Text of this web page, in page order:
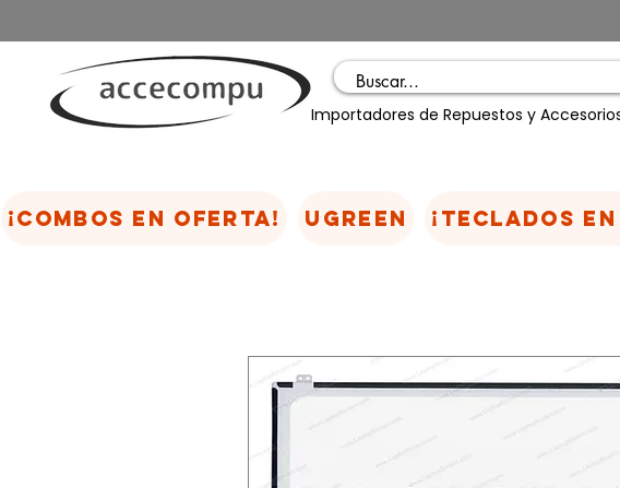
Importadores de Repuestos y
¡COMBOS EN OFERTA! UGREEN ¡TECLADOS